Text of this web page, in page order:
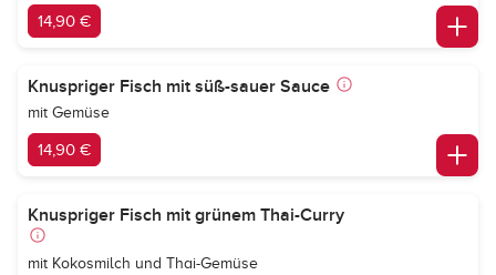
14,90 €
Knuspriger Fisch mit süß-sauer Sauce
mit Gemüse
14,90 €
Knuspriger Fisch mit grünem Thai-Curry
mit Kokosmilch und Thai-Gemüse